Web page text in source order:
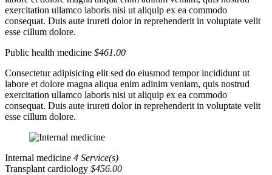
exercitation ullamco laboris nisi ut aliquip ex ea commodo
consequat. Duis aute irureti dolor in reprehenderit in voluptate velit
esse cillum dolore.
Public health medicine $461.00
Consectetur adipisicing elit sed do eiusmod tempor incididunt ut
labore et dolore magna aliqua enim adinim veniam, quis nostrud
exercitation ullamco laboris nisi ut aliquip ex ea commodo
consequat. Duis aute irureti dolor in reprehenderit in voluptate velit
esse cillum dolore.
Internal medicine 4 Service(s)
Transplant cardiology $456.00